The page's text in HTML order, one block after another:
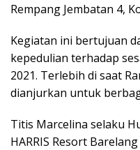
Rempang Jembatan 4,
Kegiatan ini bertujuan
kepedulian terhadap
2021. Terlebih di saat
dianjurkan untuk
Titis Marcelina selaku
HARRIS Resort